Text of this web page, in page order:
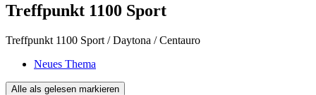
Treffpunkt 1100 Sport
Treffpunkt 1100 Sport / Daytona / Centauro
Neues Thema
Alle als gelesen markieren